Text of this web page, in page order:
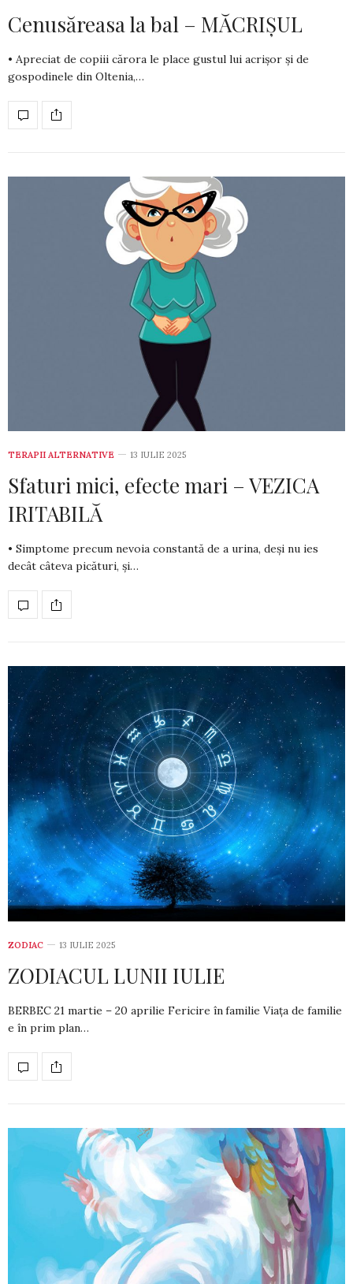
Cenusăreasa la bal – MĂCRIȘUL
• Apreciat de copiii cărora le place gustul lui acrișor și de
gospodinele din Oltenia,…
TERAPII ALTERNATIVE 13 IULIE 2025
Sfaturi mici, efecte mari – VEZICA
IRITABILĂ
• Simptome precum nevoia constantă de a urina, deși nu ies
decât câteva picături, și…
ZODIAC 13 IULIE 2025
ZODIACUL LUNII IULIE
BERBEC 21 martie – 20 aprilie Fericire în familie Viața de familie
e în prim plan…